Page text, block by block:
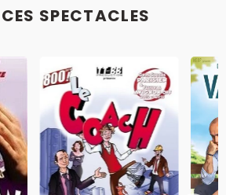
SPECTACLES